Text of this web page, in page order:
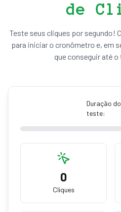
de
Teste seus cliques por segundo!
para iniciar o cronômetro e, em
que conseguir até o
Duração do
teste:
0
Cliques